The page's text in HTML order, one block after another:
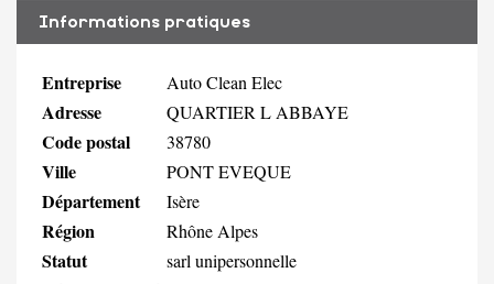
Informations pratiques
Entreprise Auto Clean Elec
Adresse QUARTIER L ABBAYE
Code postal 38780
Ville PONT EVEQUE
Département Isère
Région Rhône Alpes
Statut sarl unipersonnelle